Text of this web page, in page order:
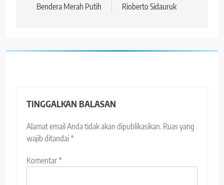
Bendera Merah Putih Rioberto Sidauruk
TINGGALKAN BALASAN
Alamat email Anda tidak akan dipublikasikan. Ruas yang
wajib ditandai*
Komentar*